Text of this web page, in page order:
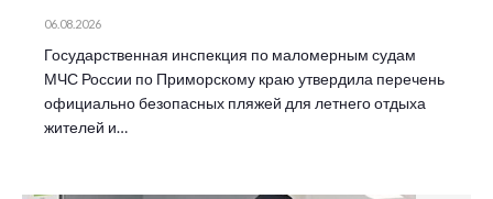
06.08.2026
Государственная инспекция по маломерным судам
МЧС России по Приморскому краю утвердила перечень
официально безопасных пляжей для летнего отдыха
жителей и…